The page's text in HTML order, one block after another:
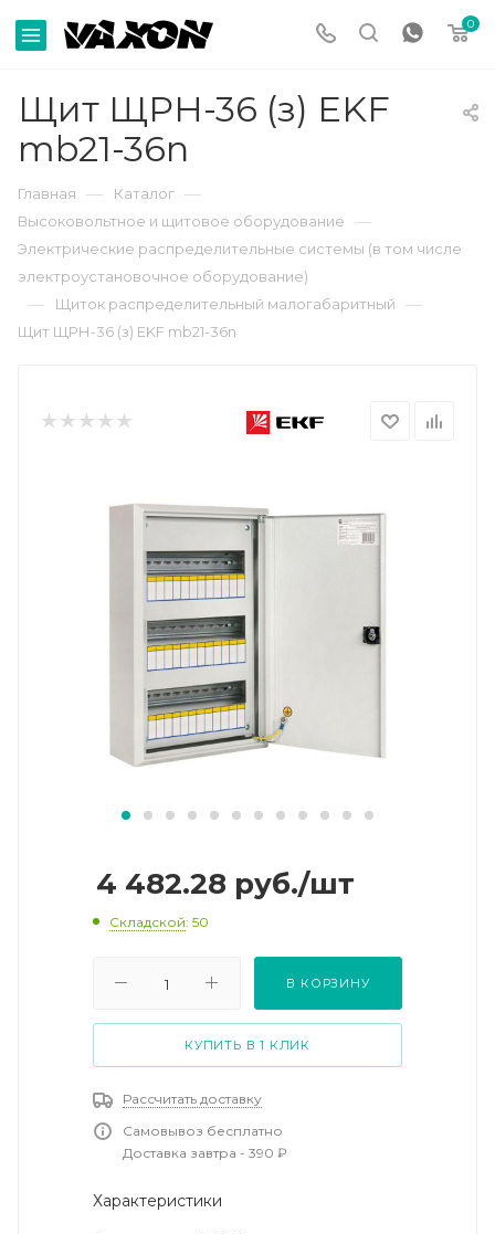
0
Щит ЩРН-36 (з) EKF
mb21-36n
Главная — Каталог —
Высоковольтное и щитовое оборудование —
Электрические распределительные системы (в том числе
электроустановочное оборудование)
— Щиток распределительный малогабаритный —
Щит ЩРН-36 (з) EKF mb21-36n
4 482.28 руб./шт
Складской: 50
В КОРЗИНУ
КУПИТЬ В 1 КЛИК
Рассчитать доставку
Самовывоз бесплатно
Доставка завтра - 390 ₽
Характеристики